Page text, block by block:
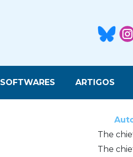
SOFTWARES ARTIGOS
The
The